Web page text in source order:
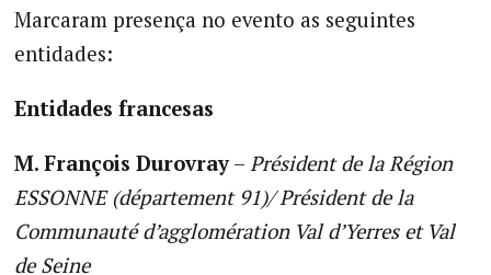
Marcaram presença no evento as seguintes
entidades:
Entidades francesas
M. François Durovray– Président de la Région
ESSONNE (département 91)/ Président de la
Communauté d’agglomération Val d’Yerres et Val
de Seine